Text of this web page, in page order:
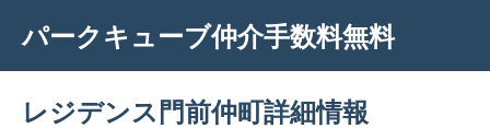
content
パークキューブ仲介手数料無料
レジデンス門前仲町詳細情報